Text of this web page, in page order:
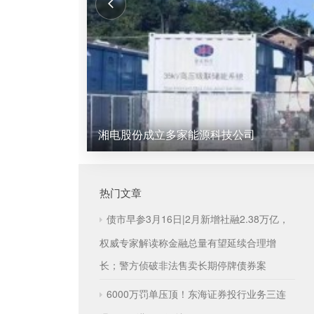
湘电股份成立多家能源科技公司
热门文章
债市早参3月16日|2月新增社融2.38万亿，
权威专家解读称金融总量有望延续合理增
长；警方侦破非法售卖长期停牌债券案
6000万罚单压顶！东海证券投行业务三连